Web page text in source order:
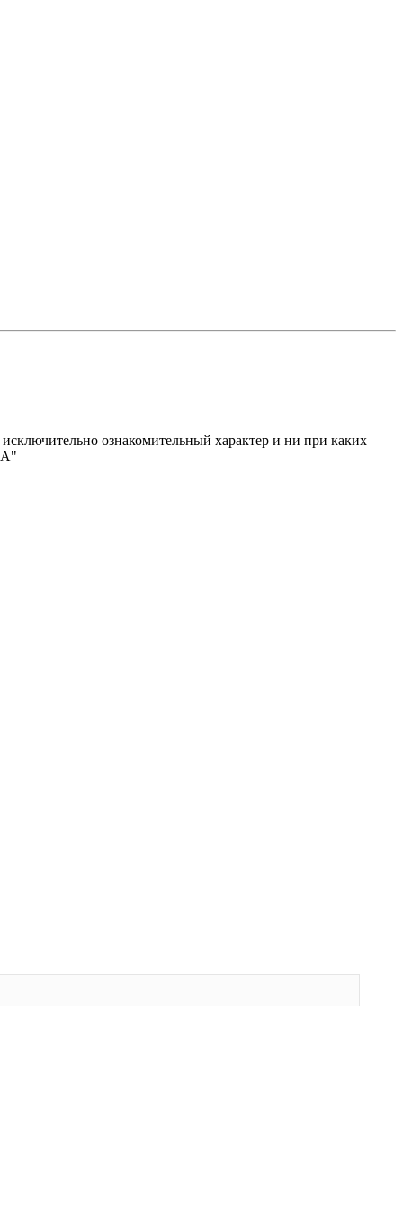
ознакомительный характер и ни при каких